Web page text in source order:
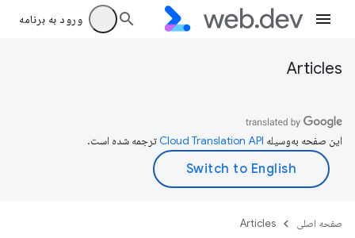
ورود به برنامه
Articles
این صفحه به‌وسیله ترجمه شده است.
صفحه اصلی Articles